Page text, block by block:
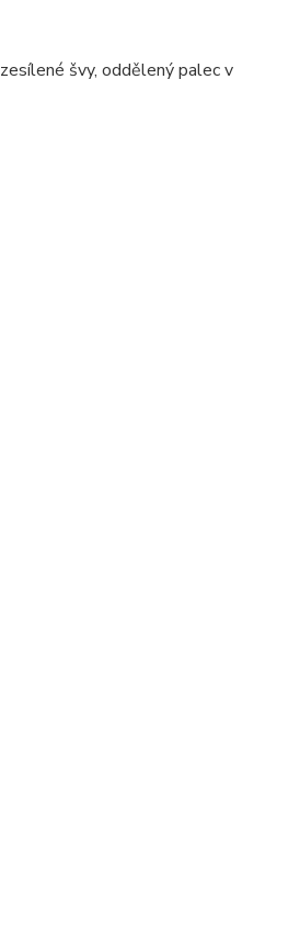
švy, oddělený palec v